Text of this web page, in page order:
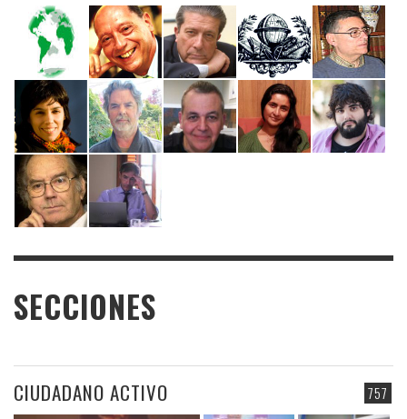
SECCIONES
757
CIUDADANO ACTIVO